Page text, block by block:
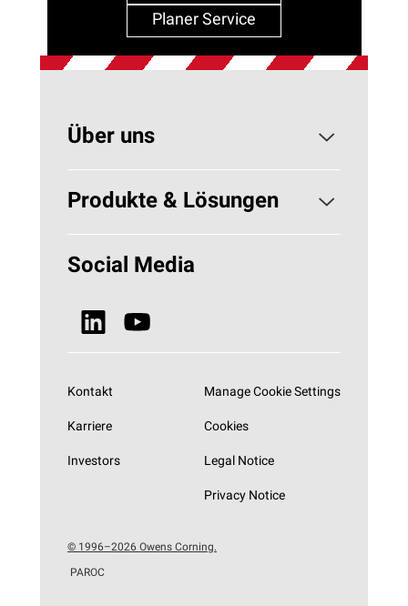
Planer Service
Über uns
Konzerngeschichte
Nachhaltigkeit
Neuigkeiten, Blogs & Presse
Produkte & Lösungen
Gebäudedämmung
Social Media
Kontakt
Karriere
Investors
Manage Cookie Settings
Cookies
Legal Notice
Privacy Notice
© 1996–2026 Owens Corning.
PAROC